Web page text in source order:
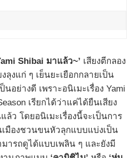
Shibai มาแล้ว~’ เสียงตีกลอง
ลุงแก่ ๆ เย็นยะเยือกกลายเป็น
อย่างดี เพราะอนิเมะเรื่อง Yami
เรียกได้ว่าแค่ได้ยืนเสียง
ล้ว โดยอนิเมะเรื่องนี้จะเป็นการ
เมืองชวนขนหัวลุกแบบแบ่งเป็น
ารถดูได้แบบเพลิน ๆ และยังมี